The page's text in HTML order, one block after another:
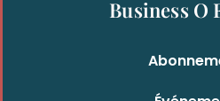
Business O